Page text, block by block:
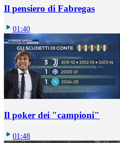
Il pensiero di Fabregas
01:40
Il poker dei "campioni"
01:48